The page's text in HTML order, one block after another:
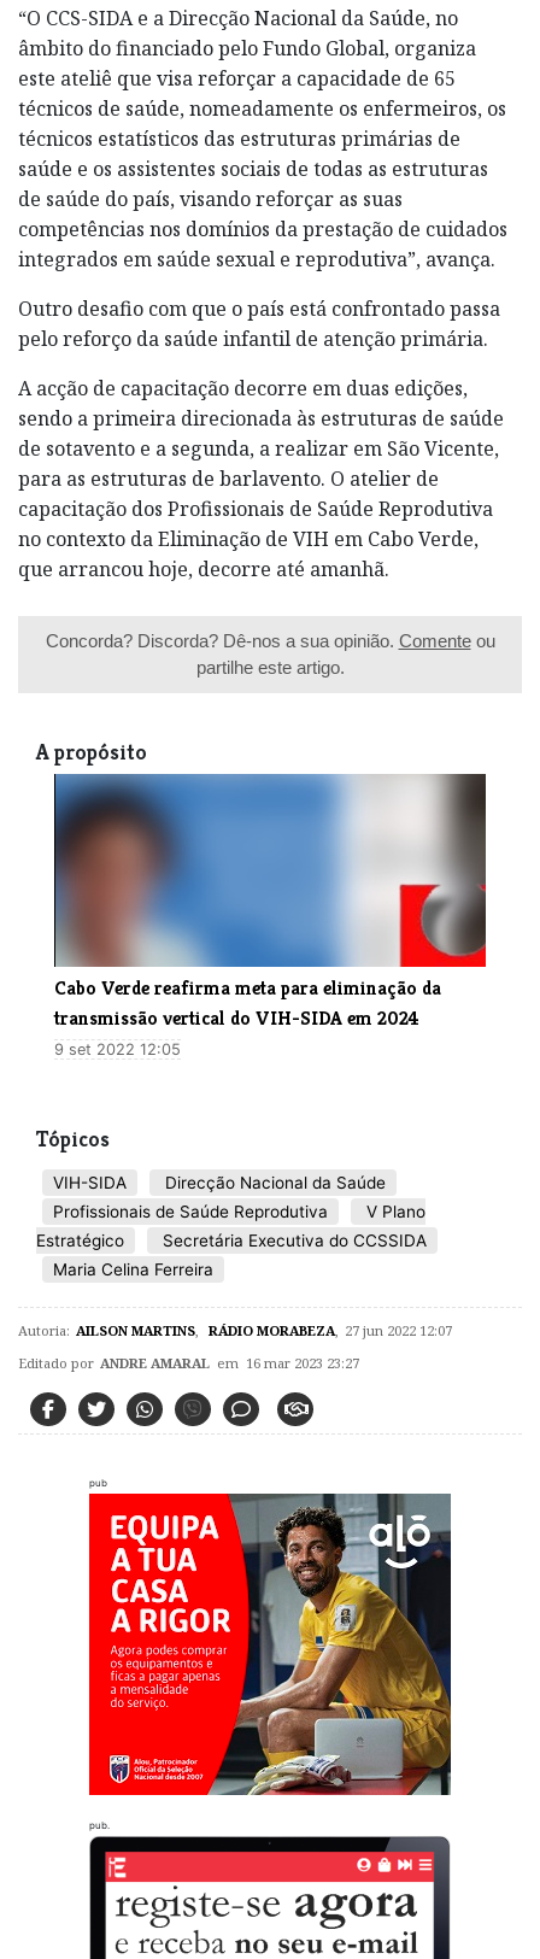
“O CCS-SIDA e a Direcção Nacional da Saúde, no
âmbito do financiado pelo Fundo Global, organiza
este ateliê que visa reforçar a capacidade de 65
técnicos de saúde, nomeadamente os enfermeiros, os
técnicos estatísticos das estruturas primárias de
saúde e os assistentes sociais de todas as estruturas
de saúde do país, visando reforçar as suas
competências nos domínios da prestação de cuidados
integrados em saúde sexual e reprodutiva”, avança.
Outro desafio com que o país está confrontado passa
pelo reforço da saúde infantil de atenção primária.
A acção de capacitação decorre em duas edições,
sendo a primeira direcionada às estruturas de saúde
de sotavento e a segunda, a realizar em São Vicente,
para as estruturas de barlavento. O atelier de
capacitação dos Profissionais de Saúde Reprodutiva
no contexto da Eliminação de VIH em Cabo Verde,
que arrancou hoje, decorre até amanhã.
Concorda? Discorda? Dê-nos a sua opinião. Comenteou
partilhe este artigo.
A propósito
Cabo Verde reafirma meta para eliminação da
transmissão vertical do VIH-SIDA em 2024
9 set 2022 12:05
Tópicos
VIH-SIDA
Direcção Nacional da Saúde
Profissionais de Saúde Reprodutiva
V Plano
Estratégico
Secretária Executiva do CCSSIDA
Maria Celina Ferreira
Autoria: AILSON MARTINS RÁDIO MORABEZA 27 jun 2022 12:07
Editado por ANDRE AMARAL em 16 mar 2023 23:27
pub
pub.